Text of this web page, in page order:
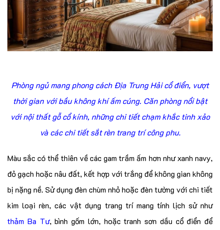
Phòng ngủ mang phong cách Địa Trung Hải cổ điển, vượt
thời gian với bầu không khí ấm cúng. Căn phòng nổi bật
với nội thất gỗ cổ kính, những chi tiết chạm khắc tinh xảo
và các chi tiết sắt rèn trang trí công phu.
Màu sắc có thể thiên về các gam trầm ấm hơn như xanh navy,
đỏ gạch hoặc nâu đất, kết hợp với trắng để không gian không
bị nặng nề. Sử dụng đèn chùm nhỏ hoặc đèn tường với chi tiết
kim loại rèn, các vật dụng trang trí mang tính lịch sử như
thảm Ba Tư, bình gốm lớn, hoặc tranh sơn dầu cổ điển để